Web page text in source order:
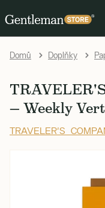
Domů Doplňky
— Weekly
TRAVELER'S